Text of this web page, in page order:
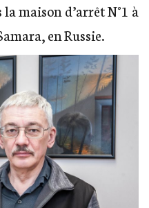
maison d’arrêt N°1 à
en Russie.